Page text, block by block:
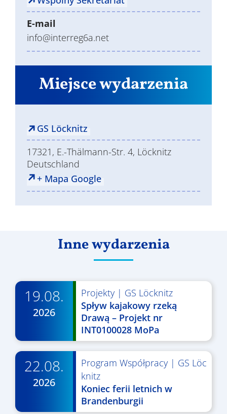
Miejsce wydarzenia
GS Löcknitz
17321, E.-Thälmann-Str. 4, Löcknitz
Deutschland
+ Mapa Google
E-mail
info@interreg6a.net
Inne wydarzenia
19.08.
2026
Projekty| GS Löcknitz
Spływ kajakowy rzeką
Drawą – Projekt nr
INT0100028 MoPa
22.08.
2026
Program Współpracy| GS Löc
knitz
Koniec ferii letnich w
Brandenburgii